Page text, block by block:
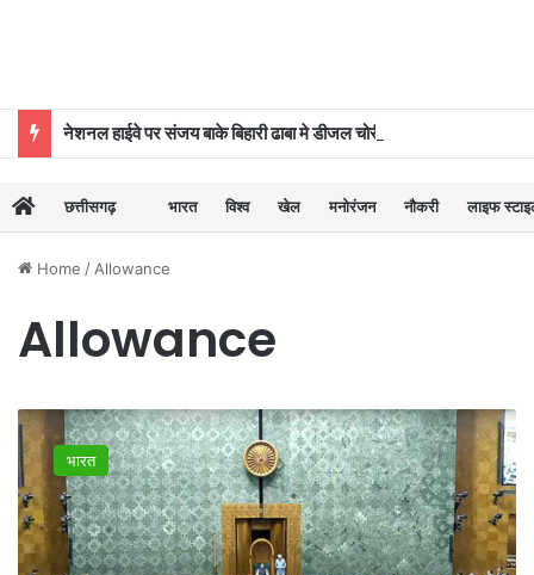
छत्तीसगढ़ भारत विश्व खेल मनोरंजन नौकरी लाइफ
Home / Allowance
Allowance
सांसदों
की
सैलरी
में
बड़ा
इजाफा!
जानिए
भारत